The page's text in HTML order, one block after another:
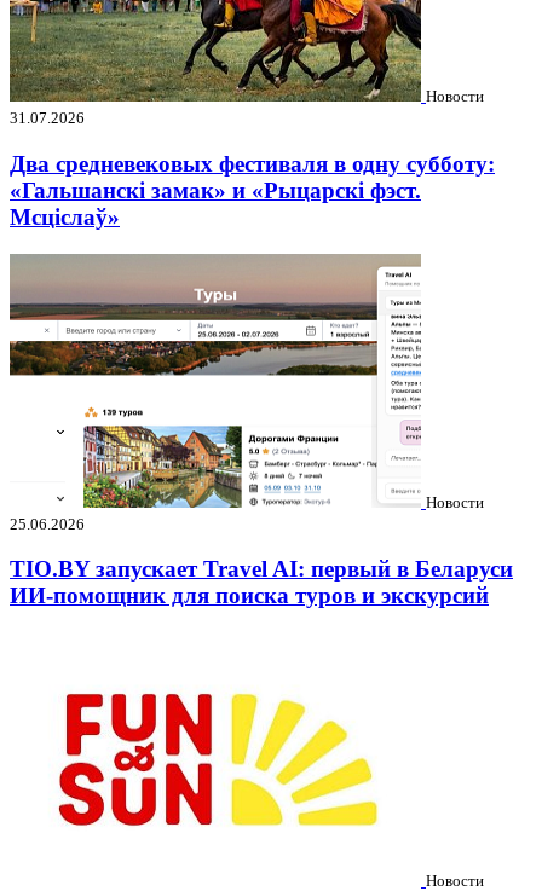
Новости
31.07.2026
Два средневековых фестиваля в одну субботу:
«Гальшанскі замак» и «Рыцарскі фэст.
Мсціслаў»
Новости
25.06.2026
TIO.BY запускает Travel AI: первый в Беларуси
ИИ-помощник для поиска туров и экскурсий
Новости